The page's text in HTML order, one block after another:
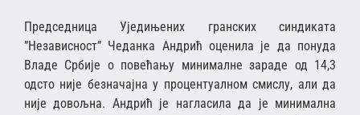
Председница Уједињених гранских синдиката
”Независност” Чеданка Андрић оценила је да понуда
Владе Србије о повећању минималне зараде од 14,3
одсто није безначајна у процентуалном смислу, али да
није довољна. Андрић је нагласила да је минимална